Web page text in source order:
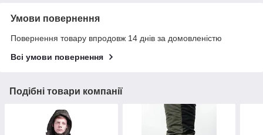
Умови повернення
Повернення товару впродовж 14 днів за домовленістю
Всі умови повернення
Подібні товари компанії